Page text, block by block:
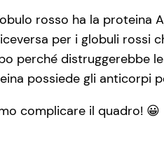
rosso ha la proteina
per i globuli rossi
perché distruggerebbe
possiede gli anticorpi
complicare il quadro! 😀